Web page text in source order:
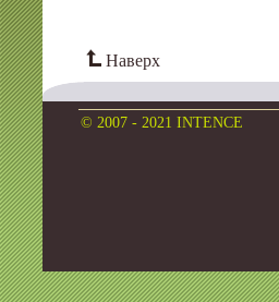
Наверх
© 2007 - 2021 INTENCE